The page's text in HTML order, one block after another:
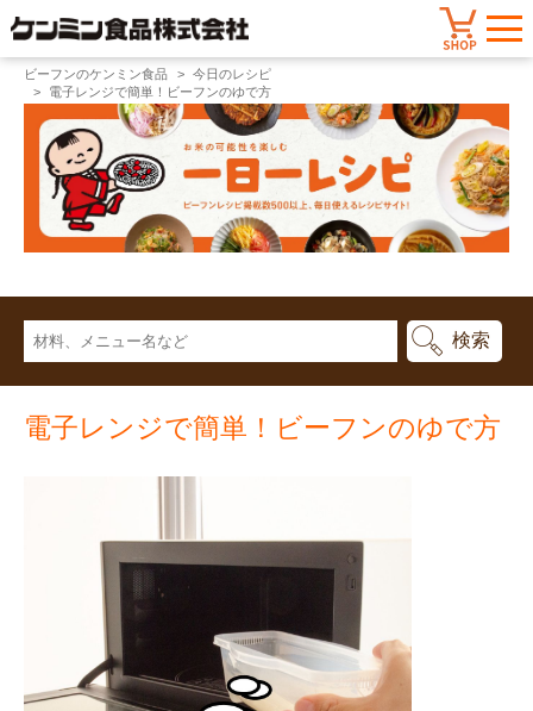
ビーフンのケンミン食品
今日のレシピ
電子レンジで簡単！ビーフンのゆで方
電子レンジで簡単！ビーフンのゆで方